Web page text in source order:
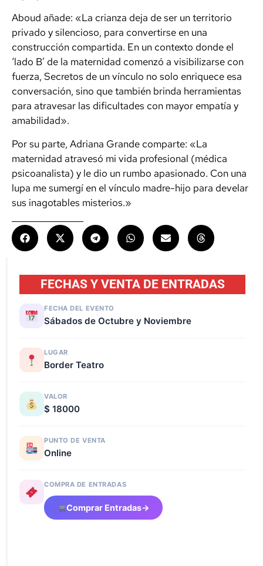
Aboud añade: «La crianza deja de ser un territorio
privado y silencioso, para convertirse en una
construcción compartida. En un contexto donde el
‘lado B’ de la maternidad comenzó a visibilizarse con
fuerza, Secretos de un vínculo no solo enriquece esa
conversación, sino que también brinda herramientas
para atravesar las dificultades con mayor empatía y
amabilidad».
Por su parte, Adriana Grande comparte: «La
maternidad atravesó mi vida profesional (médica
psicoanalista) y le dio un rumbo apasionado. Con una
lupa me sumergí en el vínculo madre-hijo para develar
sus inagotables misterios.»
FECHAS Y VENTA DE ENTRADAS
FECHA DEL EVENTO
Sábados de Octubre y Noviembre
LUGAR
Border Teatro
VALOR
$ 18000
PUNTO DE VENTA
Online
COMPRA DE ENTRADAS
Comprar Entradas→